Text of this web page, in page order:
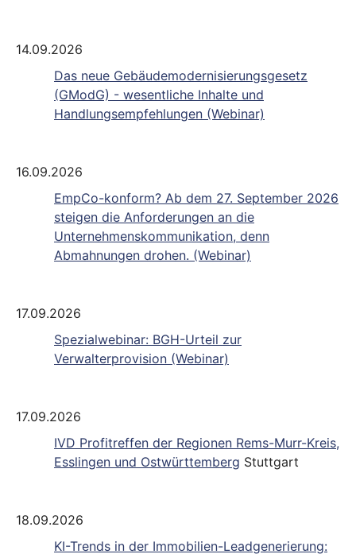
14.09.2026
Das neue Gebäudemodernisierungsgesetz
(GModG) - wesentliche Inhalte und
Handlungsempfehlungen (Webinar)
16.09.2026
EmpCo-konform? Ab dem 27. September 2026
steigen die Anforderungen an die
Unternehmenskommunikation, denn
Abmahnungen drohen. (Webinar)
17.09.2026
Spezialwebinar: BGH-Urteil zur
Verwalterprovision (Webinar)
17.09.2026
IVD Profitreffen der Regionen Rems-Murr-Kreis,
Esslingen und Ostwürttemberg Stuttgart
18.09.2026
KI-Trends in der Immobilien-Leadgenerierung: